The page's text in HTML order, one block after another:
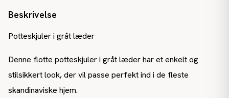
Beskrivelse
Potteskjuler i gråt læder
Denne flotte potteskjuler i gråt læder har et enkelt og
stilsikkert look, der vil passe perfekt ind i de fleste
skandinaviske hjem.